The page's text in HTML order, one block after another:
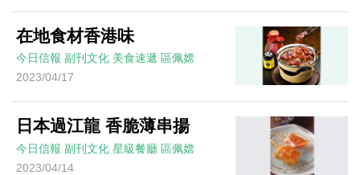
在地食材香港味
今日信報 副刊文化 美食速遞 區佩嫦
2023/04/17
日本過江龍 香脆薄串揚
今日信報 副刊文化 星級餐廳 區佩嫦
2023/04/14